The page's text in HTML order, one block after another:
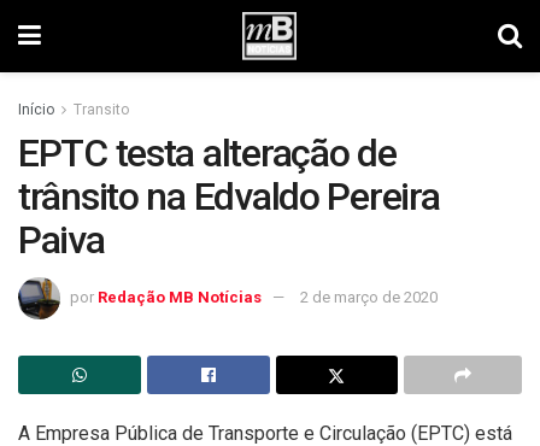
Início Transito
EPTC testa alteração de
trânsito na Edvaldo Pereira
Paiva
por Redação MB Notícias 2 de março de 2020
A Empresa Pública de Transporte e Circulação (EPTC) está